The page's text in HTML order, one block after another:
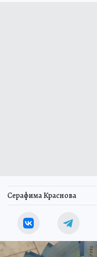
Серафима Краснова